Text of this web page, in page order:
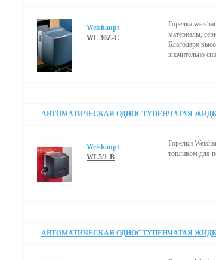
Weishaupt
WL 30Z-C
Горелка
материалы,
Благодаря
значительно
АВТОМАТИЧЕСКАЯ ОДНОСТУПЕНЧАТАЯ
Weishaupt
WL5/1-B
Горелки
топливом для
АВТОМАТИЧЕСКАЯ ОДНОСТУПЕНЧАТАЯ